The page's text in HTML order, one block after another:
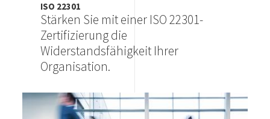
ISO 22301
Stärken Sie mit einer ISO 22301-
Zertifizierung die
Widerstandsfähigkeit Ihrer
Organisation.
Image